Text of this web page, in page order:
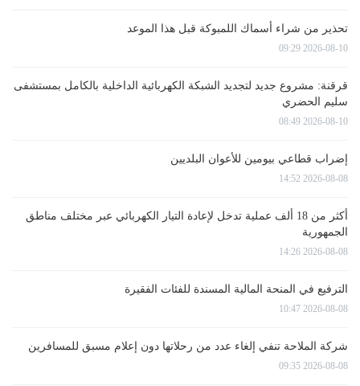
تحذير من شراء أسماك اللمبوكة قبل هذا الموعد
2026-08-10 09:29
قرقنة: مشروع جديد لتجديد الشبكة الكهربائية الداخلية بالكامل بمستشفى
سليم الحضري
2026-08-10 08:49
إضراب قطاعي بيومين للأعوان البلديين
2026-08-08 14:52
أكثر من 18 ألف عملية تدخل لإعادة التيار الكهربائي عبر مختلف مناطق
الجمهورية
2026-08-08 14:26
الترفيع في المنحة المالية المسندة للفئات الفقيرة
2026-08-08 10:47
شركة الملاحة تنفي إلغاء عدد من رحلاتها دون إعلام مسبق للمسافرين
2026-08-08 09:35